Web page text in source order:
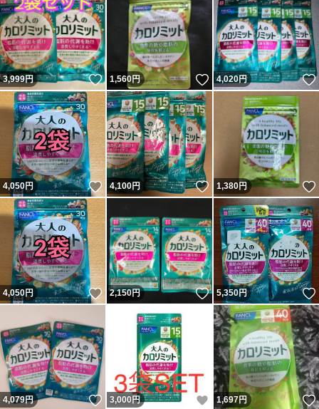
3,999円 いいね！
1,560円 いいね！
4,020円
4,050円 いいね！
4,100円 いいね！
1,380円
4,050円 いいね！
2,150円 いいね！
5,350円
4,079円 いいね！
3,000 円 いいね！
1,697円